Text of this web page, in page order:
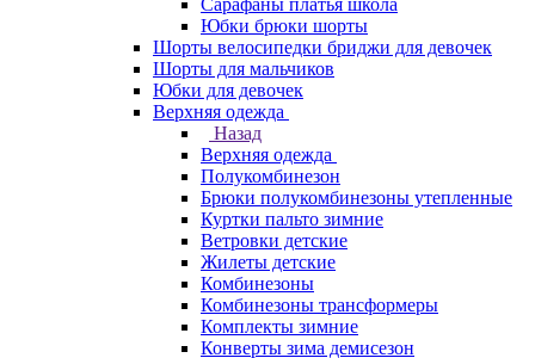
Сарафаны платья школа
Юбки брюки шорты
Шорты велосипедки бриджи для девочек
Шорты для мальчиков
Юбки для девочек
Верхняя одежда
Назад
Верхняя одежда
Полукомбинезон
Брюки полукомбинезоны утепленные
Куртки пальто зимние
Ветровки детские
Жилеты детские
Комбинезоны
Комбинезоны трансформеры
Комплекты зимние
Конверты зима демисезон